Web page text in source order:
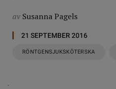
av Susanna Pagels
21 SEPTEMBER 2016
RÖNTGENSJUKSKÖTERSKA
.